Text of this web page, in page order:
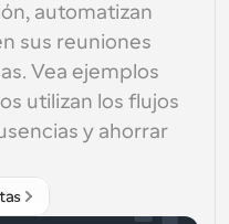
automatizan
sus reuniones
Vea ejemplos
utilizan los flujos
y ahorrar